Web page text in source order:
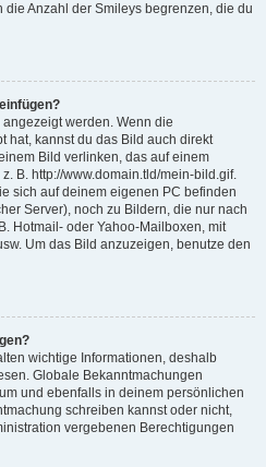
Anzahl der Smileys begrenzen, die du
werden. Wenn die
hat, kannst du das Bild auch direkt
Bild verlinken, das auf einem
B. http://www.domain.tld/mein-bild.gif.
sich auf deinem eigenen PC befinden
Server), noch zu Bildern, die nur nach
Hotmail- oder Yahoo-Mailboxen, mit
Um das Bild anzuzeigen, benutze den
wichtige Informationen, deshalb
Globale Bekanntmachungen
und ebenfalls in deinem persönlichen
schreiben kannst oder nicht,
vergebenen Berechtigungen